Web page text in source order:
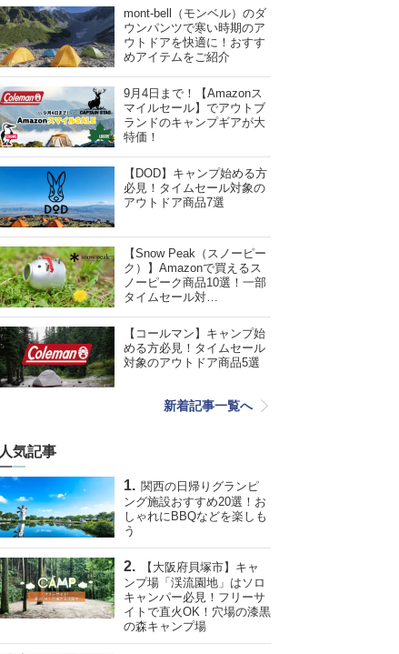
mont-bell（モンベル）のダ
ウンパンツで寒い時期のア
ウトドアを快適に！おすす
めアイテムをご紹介
9月4日まで！【Amazonス
マイルセール】でアウトブ
ランドのキャンプギアが大
特価！
【DOD】キャンプ始める方
必見！タイムセール対象の
アウトドア商品7選
【Snow Peak（スノーピー
ク）】Amazonで買えるス
ノーピーク商品10選！一部
タイムセール対…
【コールマン】キャンプ始
める方必見！タイムセール
対象のアウトドア商品5選
新着記事一覧へ
人気記事
関西の日帰りグランピ
ング施設おすすめ20選！お
しゃれにBBQなどを楽しも
う
【大阪府貝塚市】キャ
ンプ場「渓流園地」はソロ
キャンパー必見！フリーサ
イトで直火OK！穴場の漆黒
の森キャンプ場